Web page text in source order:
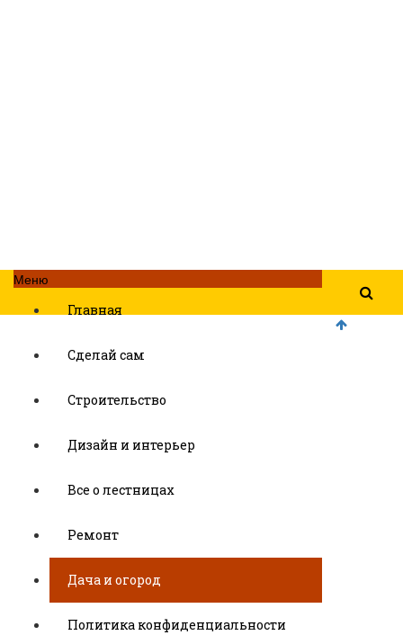
Меню
Главная
Сделай сам
Строительство
Дизайн и интерьер
Все о лестницах
Ремонт
Дача и огород
Политика конфиденциальности